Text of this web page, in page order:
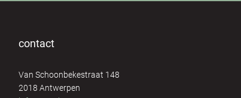
contact
Van Schoonbekestraat 148
2018 Antwerpen